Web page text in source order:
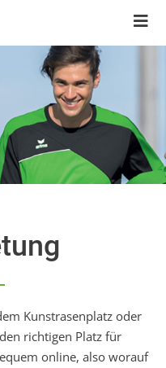
Kunstrasenplatz oder
richtigen Platz für
online, also worauf